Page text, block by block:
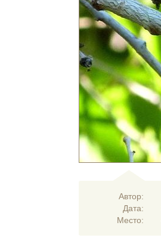
Автор:
Дата:
Место: